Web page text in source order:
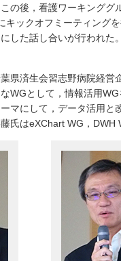
の後，看護ワーキンググ
キックオフミーティング
した話し合いが行われ
県済生会習志野病院経
WGとして，情報活用
マにして，データ活用
氏はeXChart WG，DWH